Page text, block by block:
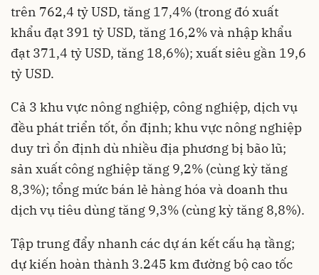
trên 762,4 tỷ USD, tăng 17,4% (trong đó xuất
khẩu đạt 391 tỷ USD, tăng 16,2% và nhập khẩu
đạt 371,4 tỷ USD, tăng 18,6%); xuất siêu gần 19,6
tỷ USD.
Cả 3 khu vực nông nghiệp, công nghiệp, dịch vụ
đều phát triển tốt, ổn định; khu vực nông nghiệp
duy trì ổn định dù nhiều địa phương bị bão lũ;
sản xuất công nghiệp tăng 9,2% (cùng kỳ tăng
8,3%); tổng mức bán lẻ hàng hóa và doanh thu
dịch vụ tiêu dùng tăng 9,3% (cùng kỳ tăng 8,8%).
Tập trung đẩy nhanh các dự án kết cấu hạ tầng;
dự kiến hoàn thành 3.245 km đường bộ cao tốc